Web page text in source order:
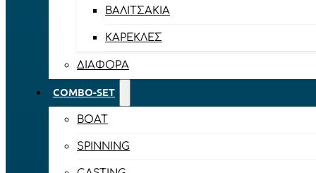
ΒΑΛΙΤΣΆΚΙΑ
ΚΑΡΈΚΛΕΣ
ΔΙΆΦΟΡΑ
COMBO-SET
BOAT
SPINNING